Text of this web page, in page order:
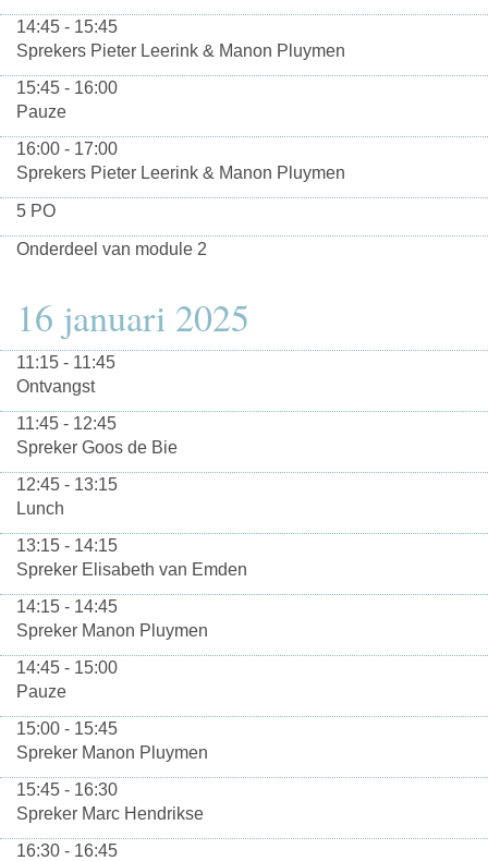
14:45 - 15:45
Sprekers Pieter Leerink & Manon Pluymen
15:45 - 16:00
Pauze
16:00 - 17:00
Sprekers Pieter Leerink & Manon Pluymen
5 PO
Onderdeel van module 2
16 januari 2025
11:15 - 11:45
Ontvangst
11:45 - 12:45
Spreker Goos de Bie
12:45 - 13:15
Lunch
13:15 - 14:15
Spreker Elisabeth van Emden
14:15 - 14:45
Spreker Manon Pluymen
14:45 - 15:00
Pauze
15:00 - 15:45
Spreker Manon Pluymen
15:45 - 16:30
Spreker Marc Hendrikse
16:30 - 16:45